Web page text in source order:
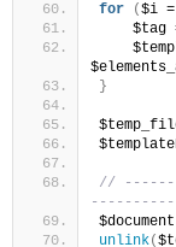
for ($i =
$tag
}
//
unlink(